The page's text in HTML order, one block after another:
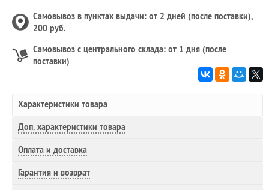
Самовывоз в пунктах выдачи: от 2 дней (после поставки),
200 руб.
Самовывоз с центрального склада: от 1 дня (после
поставки)
Характеристики товара
Доп. характеристики товара
Оплата и доставка
Гарантия и возврат